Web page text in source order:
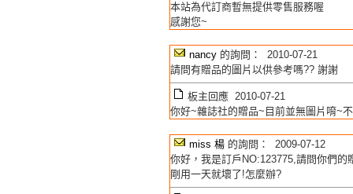
本站為代訂商暫無提供零售服務喔
感謝您~
nancy 的詢問： 2010-07-21
請問有贈品的圖片以供參考嗎?? 謝謝
板主回應 2010-07-21
你好~雜誌社的贈品~目前並無圖片唷~
miss 楊 的詢問： 2009-07-12
你好，我是訂戶NO:123775,請問你們的
剛用一天就壞了!怎麼辦?